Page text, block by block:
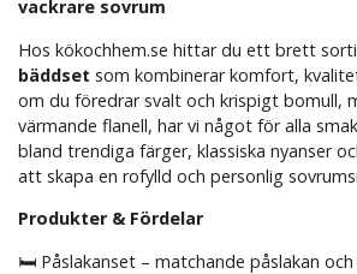
vackrare sovrum
Hos kökochhem.se hittar du ett brett
bäddset som kombinerar komfort,
om du föredrar svalt och krispigt bomull,
värmande flanell, har vi något för alla
bland trendiga färger, klassiska nyanser
att skapa en rofylld och personlig
Produkter & Fördelar
🛏️ Påslakanset – matchande påslakan